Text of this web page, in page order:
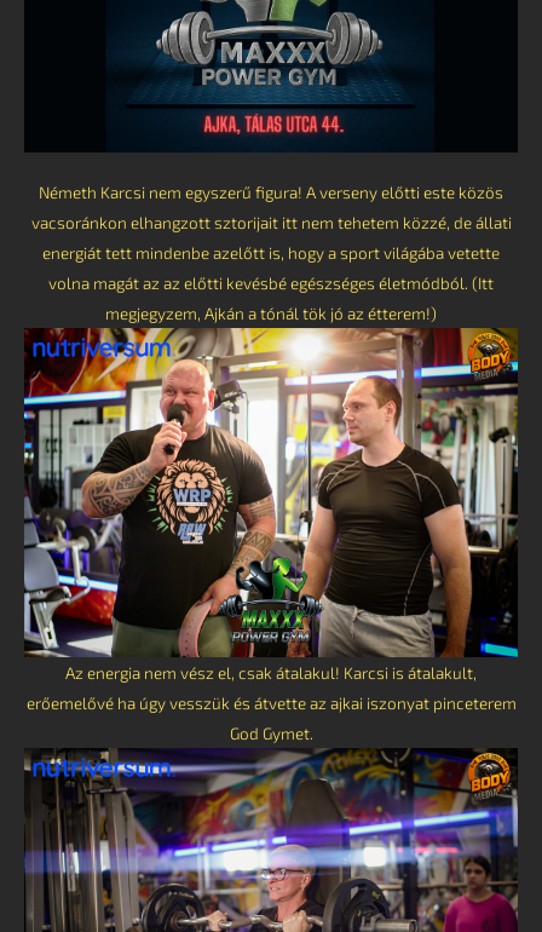
Németh Karcsi nem egyszerű figura! A verseny előtti este közös
vacsoránkon elhangzott sztorijait itt nem tehetem közzé, de állati
energiát tett mindenbe azelőtt is, hogy a sport világába vetette
volna magát az az előtti kevésbé egészséges életmódból. (Itt
megjegyzem, Ajkán a tónál tök jó az étterem!)
Az energia nem vész el, csak átalakul! Karcsi is átalakult,
erőemelővé ha úgy vesszük és átvette az ajkai iszonyat pinceterem
God Gymet.